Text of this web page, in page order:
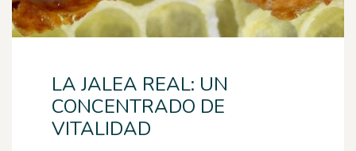
LA JALEA REAL: UN
CONCENTRADO DE
VITALIDAD